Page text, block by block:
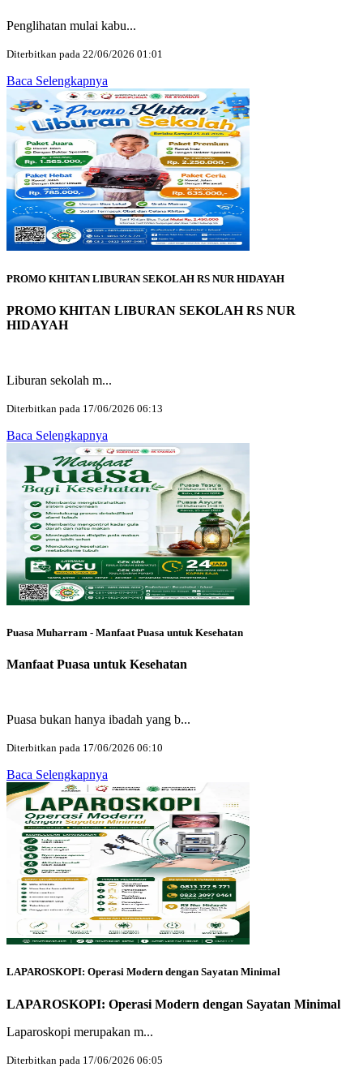
Penglihatan mulai kabu...
Diterbitkan pada 22/06/2026 01:01
Baca Selengkapnya
PROMO KHITAN LIBURAN SEKOLAH RS NUR HIDAYAH
PROMO KHITAN LIBURAN SEKOLAH RS NUR
HIDAYAH
Liburan sekolah m...
Diterbitkan pada 17/06/2026 06:13
Baca Selengkapnya
Puasa Muharram - Manfaat Puasa untuk Kesehatan
Manfaat Puasa untuk Kesehatan
Puasa bukan hanya ibadah yang b...
Diterbitkan pada 17/06/2026 06:10
Baca Selengkapnya
LAPAROSKOPI: Operasi Modern dengan Sayatan Minimal
LAPAROSKOPI: Operasi Modern dengan Sayatan Minimal
Laparoskopi merupakan m...
Diterbitkan pada 17/06/2026 06:05